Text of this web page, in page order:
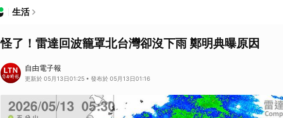
生活
怪了！雷達回波籠罩北台灣卻沒下雨 鄭明典曝原因
自由電子報
更新於 05月13日01:25 • 發布於 05月13日01:16